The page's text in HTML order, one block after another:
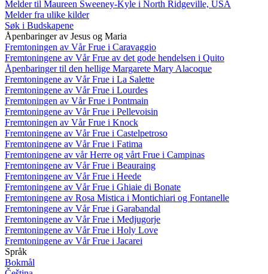
Melder til Maureen Sweeney-Kyle i North Ridgeville, USA
Melder fra ulike kilder
Søk i Budskapene
Åpenbaringer av Jesus og Maria
Fremtoningen av Vår Frue i Caravaggio
Fremtoningene av Vår Frue av det gode hendelsen i Quito
Åpenbaringer til den hellige Margarete Mary Alacoque
Fremtoningene av Vår Frue i La Salette
Fremtoningene av Vår Frue i Lourdes
Fremtoningen av Vår Frue i Pontmain
Fremtoningene av Vår Frue i Pellevoisin
Fremtoningen av Vår Frue i Knock
Fremtoningene av Vår Frue i Castelpetroso
Fremtoningene av Vår Frue i Fatima
Fremtoningene av vår Herre og vårt Frue i Campinas
Fremtoningene av Vår Frue i Beauraing
Fremtoningene av Vår Frue i Heede
Fremtoningene av Vår Frue i Ghiaie di Bonate
Fremtoningene av Rosa Mistica i Montichiari og Fontanelle
Fremtoningene av Vår Frue i Garabandal
Fremtoningene av Vår Frue i Medjugorje
Fremtoningene av Vår Frue i Holy Love
Fremtoningene av Vår Frue i Jacarei
Språk
Bokmål